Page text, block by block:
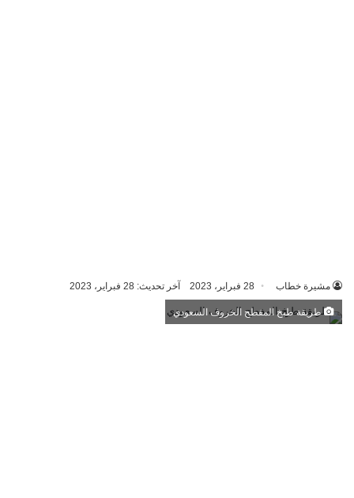
مشيرة خطاب 28 فبراير، 2023 آخر تحديث: 28 فبراير، 2023
طريقة طبخ المفطح الخروف السعودي